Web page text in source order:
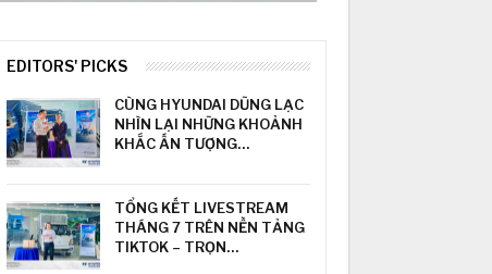
EDITORS' PICKS
CÙNG HYUNDAI DŨNG LẠC
NHÌN LẠI NHỮNG KHOẢNH
KHẮC ẤN TƯỢNG…
TỔNG KẾT LIVESTREAM
THÁNG 7 TRÊN NỀN TẢNG
TIKTOK – TRỌN…